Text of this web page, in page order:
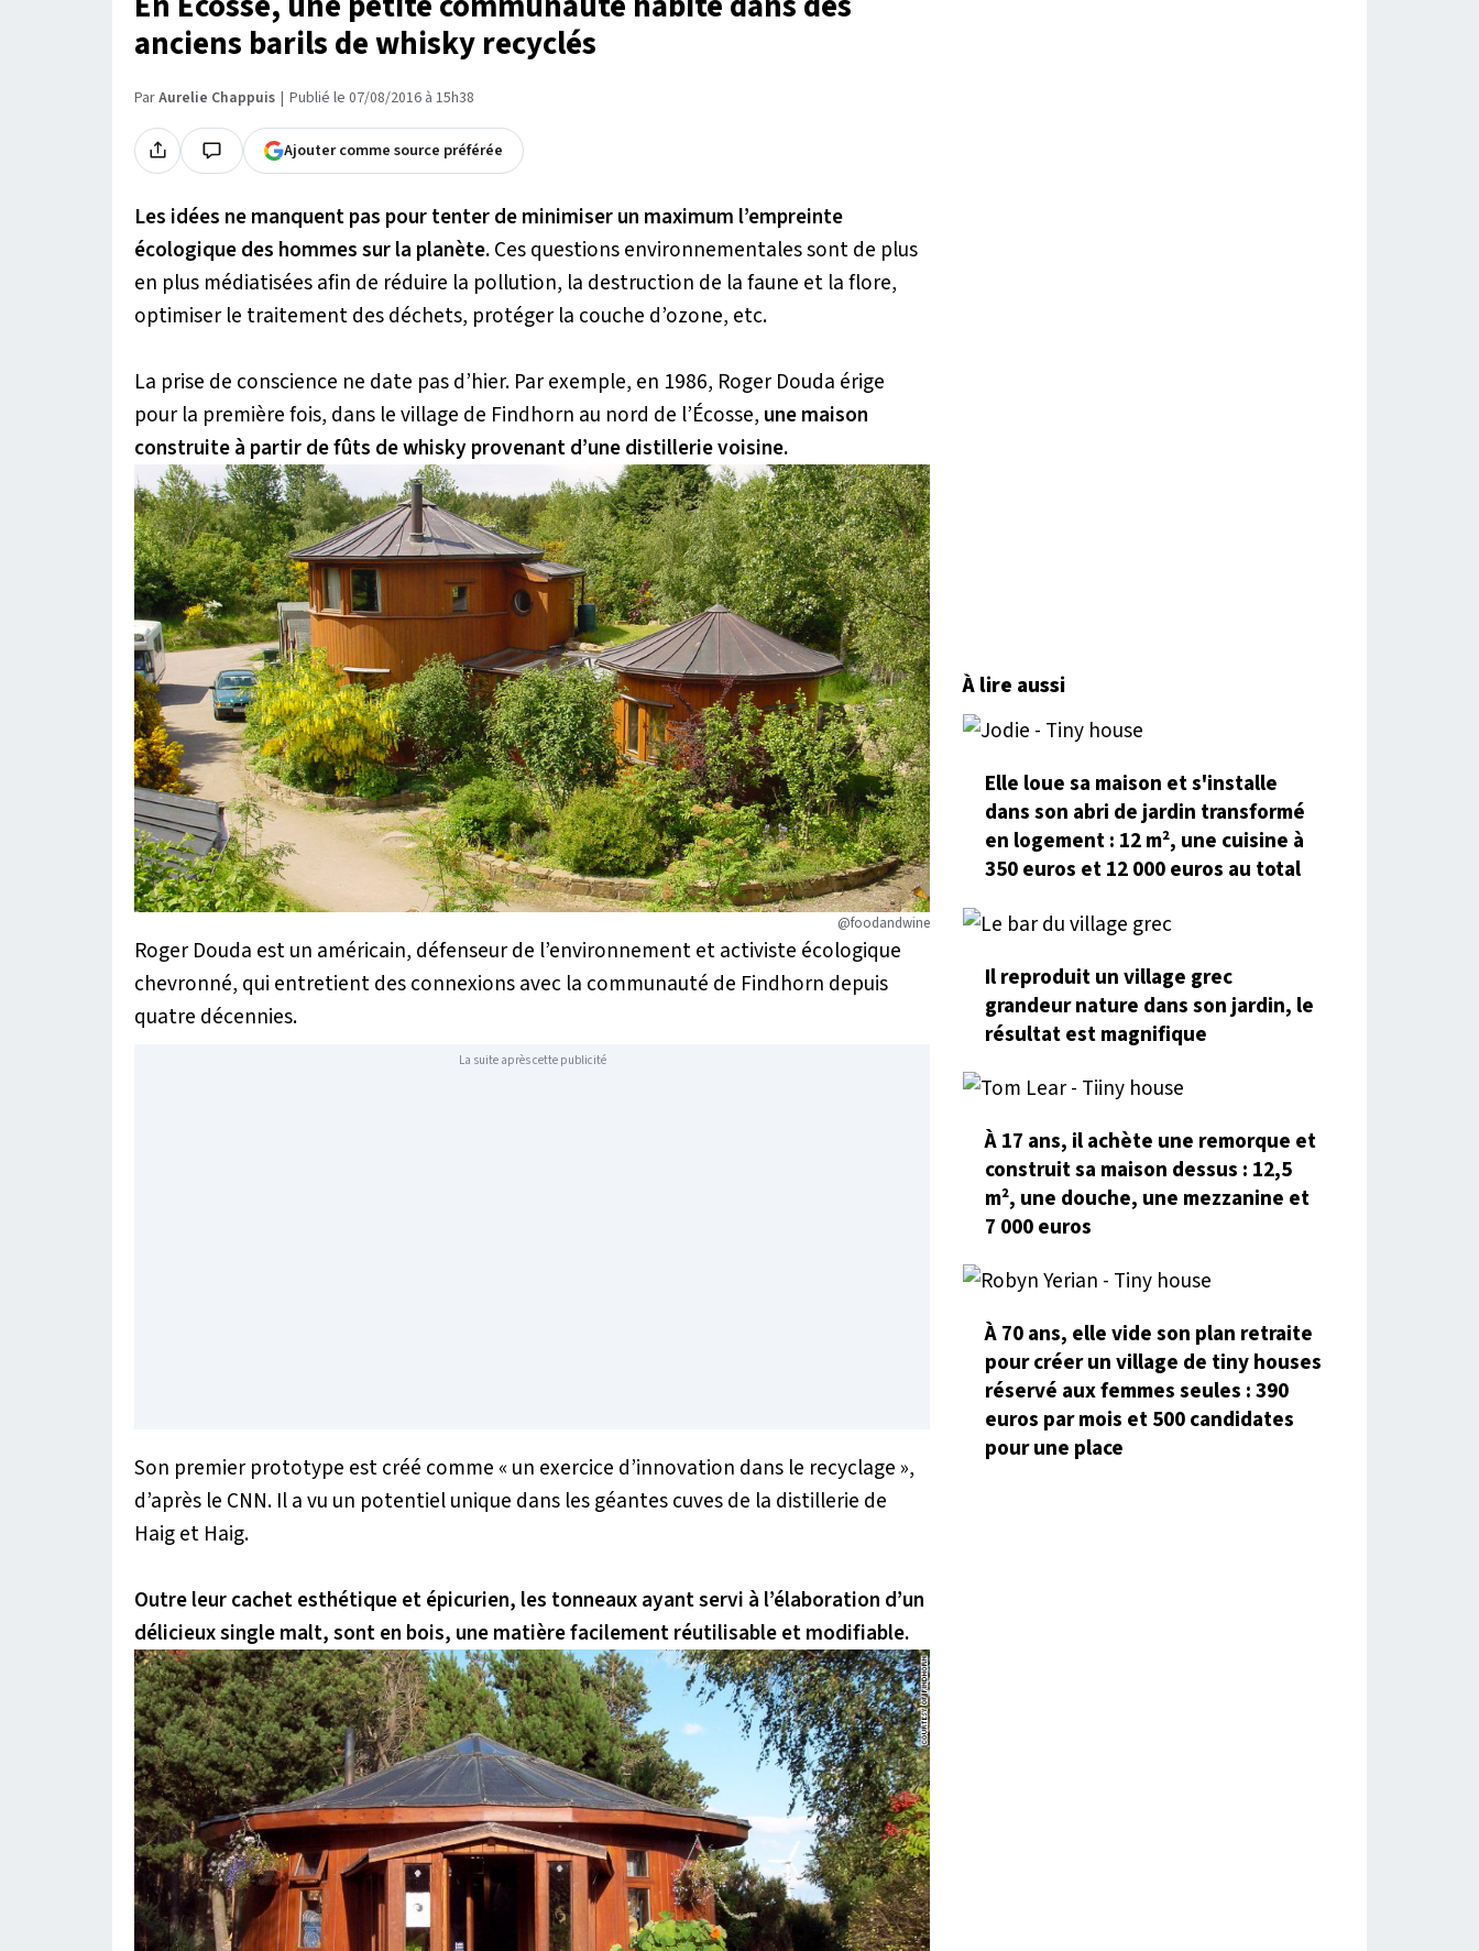
anciens barils de whisky recyclés
ParAurelie Chappuis Publié le 07/08/2016 à 15h38
Ajouter comme source préférée
Les idées ne manquent pas pour tenter de minimiser un maximum l’empreinte
écologique des hommes sur la planète.Ces questions environnementales sont de plus
en plus médiatisées afin de réduire la pollution, la destruction de la faune et la flore,
optimiser le traitement des déchets, protéger la couche d’ozone, etc.
La prise de conscience ne date pas d’hier. Par exemple, en 1986, Roger Douda érige
pour la première fois, dans le village de Findhorn au nord de l’Écosse, une maison
construite à partir defûts de whisky provenant d’une distillerie voisine.
@foodandwine
Roger Douda est un américain, défenseur de l’environnement et activiste écologique
chevronné, qui entretient des connexions avec la communauté de Findhorn depuis
quatre décennies.
La suite après cette publicité
Son premier prototype est créé comme « un exercice d’innovation dans le recyclage »,
d’après le CNN. Il a vu un potentiel unique dans les géantes cuves de la distillerie de
Haiget Haig.
Outre leur cachet esthétique et épicurien, les tonneaux ayant servi à l’élaboration d’un
délicieux single malt, sont en bois, une matière facilement réutilisable et modifiable.
À lire aussi
Elle loue sa maison et s'installe
dans son abri de jardin transformé
en logement : 12 m², une cuisine à
350 euros et 12 000 euros au total
Il reproduit un village grec
grandeur nature dans son jardin, le
résultat est magnifique
À 17 ans, il achète une remorque et
construit sa maison dessus : 12,5
m², une douche, une mezzanine et
7 000 euros
À 70 ans, elle vide son plan retraite
pour créer un village de tiny houses
réservé aux femmes seules : 390
euros par mois et 500 candidates
pour une place